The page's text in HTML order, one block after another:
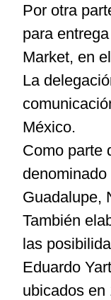
Por otra
para
Market, en
La
México.
Como parte
Guadalupe,
También
las
Eduardo
ubicados en